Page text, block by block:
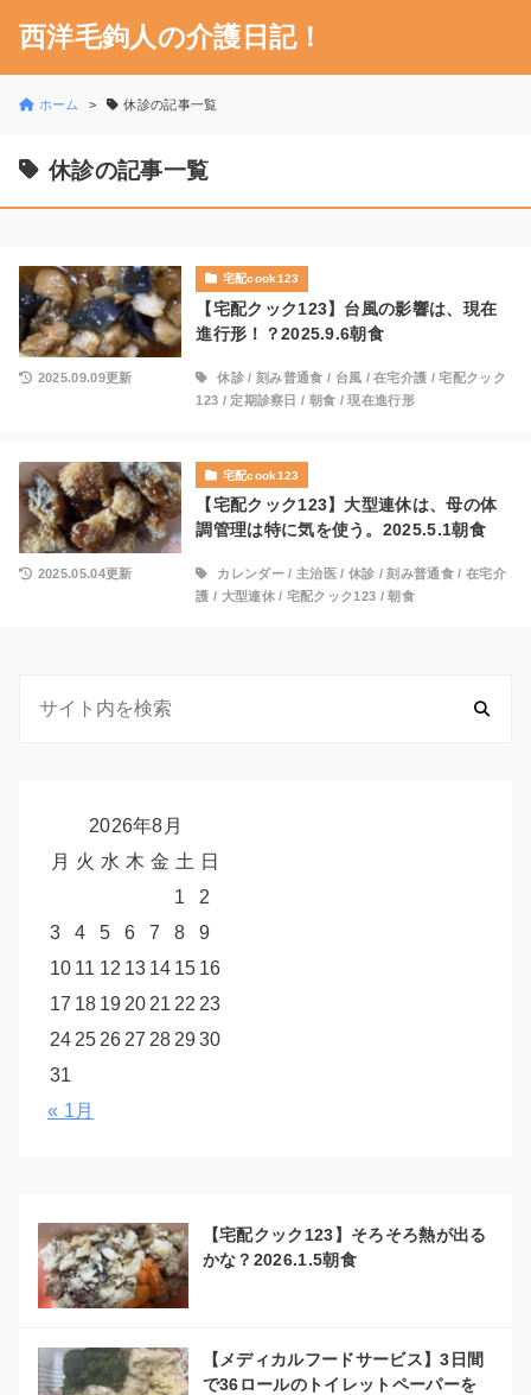
西洋毛鉤人の介護日記！
ホーム 休診の記事一覧
休診の記事一覧
宅配cook123
【宅配クック123】台風の影響は、現在
進行形！？2025.9.6朝食
2025.09.09更新 休診 / 刻み普通食 / 台風 /在宅介護 /宅配クック
123 / 定期診察日 / 朝食 /現在進行形
宅配cook123
【宅配クック123】大型連休は、母の体
調管理は特に気を使う。2025.5.1朝食
2025.05.04更新 カレンダー/ 主治医/ 休診 /刻み普通食 /在宅介
護 / 大型連休/ 宅配クック123 /朝食
2026年8月
月 火 水 木 金 土 日
1
2
3
4 5 6 7 8
9
10 11 12 13 14 15 16
17 18 19 20 21 22 23
24 25 26 27 28 2930
31
« 1月
【宅配クック123】そろそろ熱が出る
かな？2026.1.5朝食
【メディカルフードサービス】3日間
で36ロールのトイレットペーパーを